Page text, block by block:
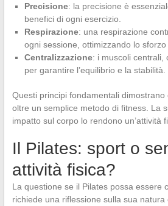
Precisione: la precisione è
benefici di ogni esercizio.
Respirazione: una respirazione
ogni sessione, ottimizzando lo sforzo
Centralizzazione: i muscoli centrali,
per garantire l’equilibrio e la stabilità.
Questi principi fondamentali dimostrano
oltre un semplice metodo di fitness. La
impatto sul corpo lo rendono un’attività
Il Pilates: sport o
attività fisica?
La questione se il Pilates possa essere
richiede una riflessione sulla sua